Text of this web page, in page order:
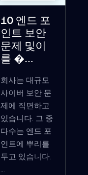
10 엔드 포
인트 보안
문제 및이
를 �...
회사는 대규모
사이버 보안 문
제에 직면하고
있습니다. 그 중
다수는 엔드 포
인트에 뿌리를
두고 있습니다.
...